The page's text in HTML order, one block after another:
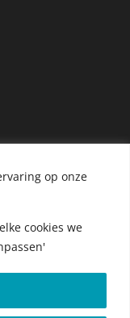
op onze
cookies we